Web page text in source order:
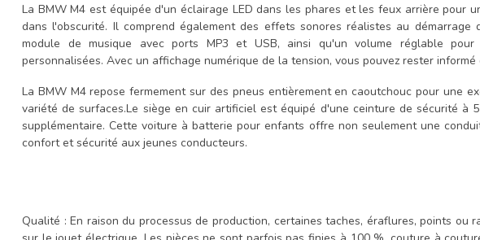
La BMW M4 est équipée d'un éclairage LED dans les phares et les feux arrière pour
dans l'obscurité. Il comprend également des effets sonores réalistes au démarrage
module de musique avec ports MP3 et USB, ainsi qu'un volume réglable pour
personnalisées. Avec un affichage numérique de la tension, vous pouvez rester
La BMW M4 repose fermement sur des pneus entièrement en caoutchouc pour une
variété de surfaces.Le siège en cuir artificiel est équipé d'une ceinture de sécurité à
supplémentaire. Cette voiture à batterie pour enfants offre non seulement une
confort et sécurité aux jeunes conducteurs.
Qualité : En raison du processus de production, certaines taches, éraflures, points ou